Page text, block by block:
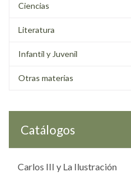
Ciencias
Literatura
Infantil y Juvenil
Otras materias
Catálogos
Carlos III y La Ilustración